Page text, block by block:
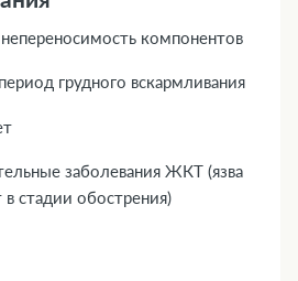
компонентов
грудного вскармливания
заболевания ЖКТ (язва
в стадии обострения)